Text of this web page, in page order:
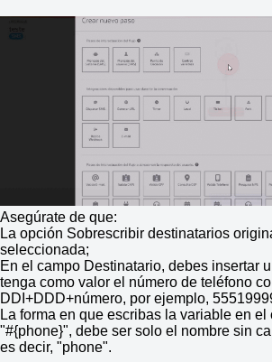
Asegúrate de que:
La opción Sobrescribir destinatarios
seleccionada;
En el campo Destinatario, debes insertar
tenga como valor el número de teléfono
DDI+DDD+número, por ejemplo,
La forma en que escribas la variable en el
"#{phone}", debe ser solo el nombre sin
es decir, "phone".